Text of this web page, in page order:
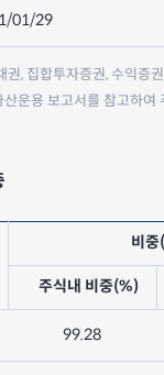
01/29
, 집합투자증권, 수익증
운용 보고서를 참고하여
비
주식내 비중(%)
99.28